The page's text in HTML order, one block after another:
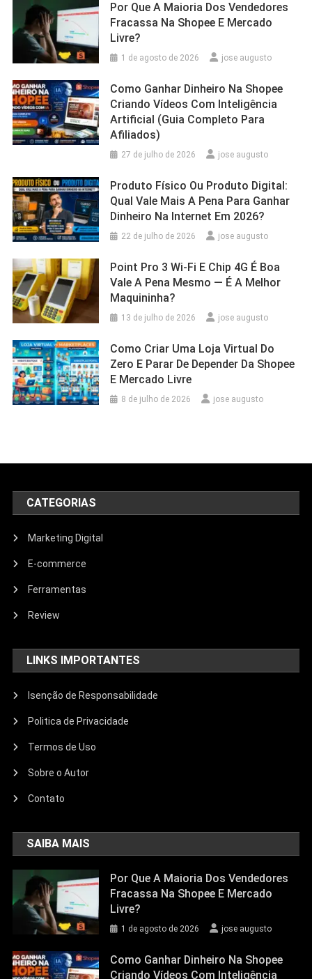
Por Que A Maioria Dos Vendedores
Fracassa Na Shopee E Mercado
Livre?
1 de agosto de 2026 jose augusto
Como Ganhar Dinheiro Na Shopee
Criando Vídeos Com Inteligência
Artificial (Guia Completo Para
Afiliados)
27 de julho de 2026 jose augusto
Produto Físico Ou Produto Digital:
Qual Vale Mais A Pena Para Ganhar
Dinheiro Na Internet Em 2026?
22 de julho de 2026 jose augusto
Point Pro 3 Wi‑Fi E Chip 4G É Boa
Vale A Pena Mesmo — É A Melhor
Maquininha?
13 de julho de 2026 jose augusto
Como Criar Uma Loja Virtual Do
Zero E Parar De Depender Da Shopee
E Mercado Livre
8 de julho de 2026 jose augusto
CATEGORIAS
Marketing Digital
E-commerce
Ferramentas
Review
LINKS IMPORTANTES
Isenção de Responsabilidade
Politica de Privacidade
Termos de Uso
Sobre o Autor
Contato
SAIBA MAIS
Por Que A Maioria Dos Vendedores
Fracassa Na Shopee E Mercado
Livre?
1 de agosto de 2026 jose augusto
Como Ganhar Dinheiro Na Shopee
Criando Vídeos Com Inteligência